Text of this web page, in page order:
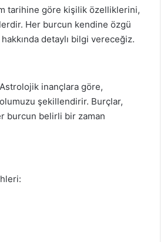
tarihine göre kişilik özelliklerini,
Her burcun kendine özgü
detaylı bilgi vereceğiz.
inançlara göre,
şekillendirir. Burçlar,
burcun belirli bir zaman